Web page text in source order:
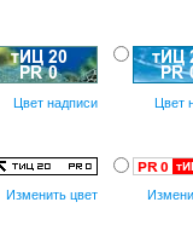
Цвет надписи Цвет
Изменить цвет